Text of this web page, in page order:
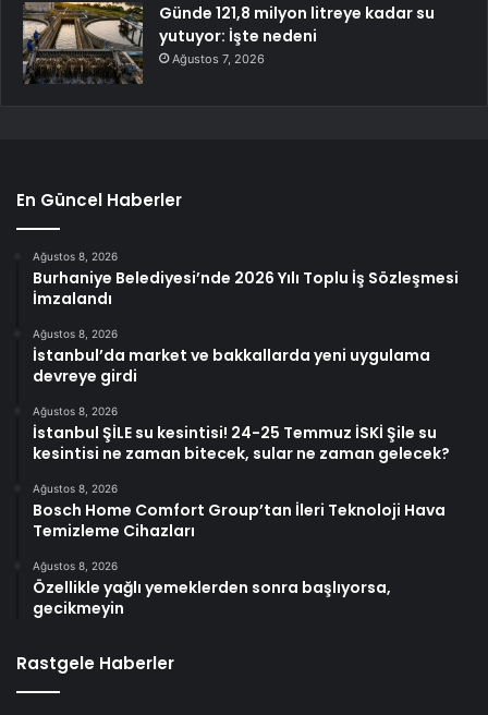
Günde 121,8 milyon litreye kadar su
yutuyor: İşte nedeni
Ağustos 7, 2026
En Güncel Haberler
Ağustos 8, 2026
Burhaniye Belediyesi’nde 2026 Yılı Toplu İş Sözleşmesi
İmzalandı
Ağustos 8, 2026
İstanbul’da market ve bakkallarda yeni uygulama
devreye girdi
Ağustos 8, 2026
İstanbul ŞİLE su kesintisi! 24-25 Temmuz İSKİ Şile su
kesintisi ne zaman bitecek, sular ne zaman gelecek?
Ağustos 8, 2026
Bosch Home Comfort Group’tan İleri Teknoloji Hava
Temizleme Cihazları
Ağustos 8, 2026
Özellikle yağlı yemeklerden sonra başlıyorsa,
gecikmeyin
Rastgele Haberler